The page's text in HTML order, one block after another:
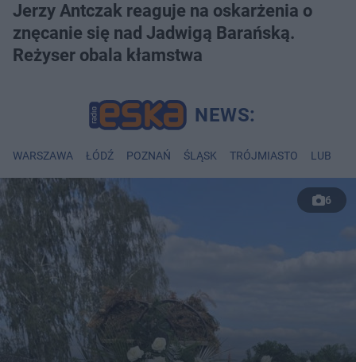
Jerzy Antczak reaguje na oskarżenia o
znęcanie się nad Jadwigą Barańską.
Reżyser obala kłamstwa
WARSZAWA ŁÓDŹ POZNAŃ ŚLĄSK TRÓJMIASTO LUBLIN
6